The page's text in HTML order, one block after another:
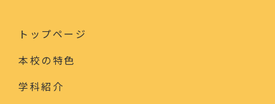
トップページ
本校の特色
学科紹介